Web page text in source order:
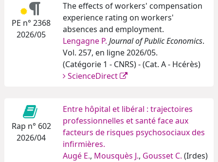
PE n° 2368
2026/05
The effects of workers' compensation
experience rating on workers'
absences and employment.
Lengagne P. Journal of Public Economics.
Vol. 257, en ligne 2026/05.
(Catégorie 1 - CNRS) - (Cat. A - Hcérès)
ScienceDirect
Rap n° 602
2026/04
Entre hôpital et libéral : trajectoires
professionnelles et santé face aux
facteurs de risques psychosociaux des
infirmières.
Augé E., Mousquès J., Gousset C. (Irdes)